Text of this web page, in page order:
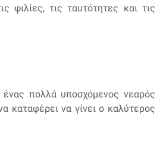
φιλίες, τις ταυτότητες και τις
πολλά υποσχόμενος νεαρός
καταφέρει να γίνει ο καλύτερος